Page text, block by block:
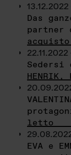
13.12.2022
Das
partner
22.11.2022
Sedersi
HENRIK,
letto
EVA e